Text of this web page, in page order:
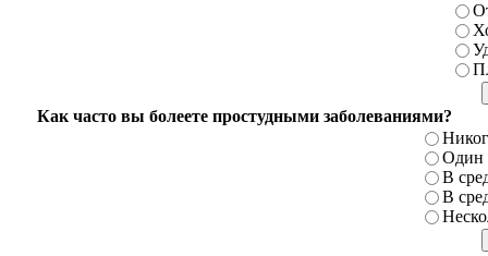
Как часто вы болеете простудными заболеваниями?
Один
В
В